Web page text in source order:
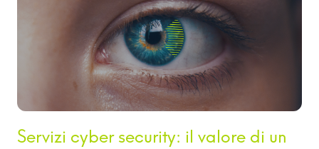
Servizi cyber security: il valore di un